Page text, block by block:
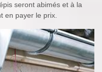
seront abimés et à la
en payer le prix.